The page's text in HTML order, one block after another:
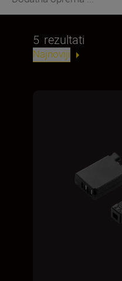
5 rezultati
Najnoviji